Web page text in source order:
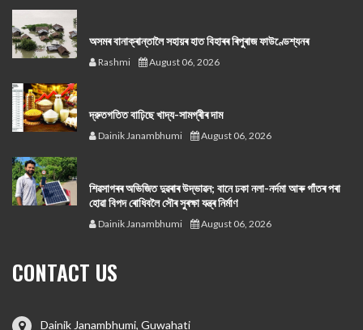
অসমৰ বানাক্ৰান্তালৈ সহায়ৰ হাত বিহাৰৰ ৰিপুৰাজ ফাউণ্ডেশ্যনৰ
Rashmi August 06, 2026
দ্রুতগতিত বাঢ়িছে খাদ্য-সামগ্ৰীৰ দাম
Dainik Janambhumi August 06, 2026
শিৱসাগৰৰ অভিজিত দুৱৰাৰ উদ্ভাৱন; বানে ঢকা নলা-নৰ্দমা আৰু গাঁতৰ পৰা
হোৱা বিপদ ৰোধিবলৈ সৌৰ সুৰক্ষা যন্ত্ৰ নিৰ্মাণ
Dainik Janambhumi August 06, 2026
CONTACT US
Dainik Janambhumi, Guwahati